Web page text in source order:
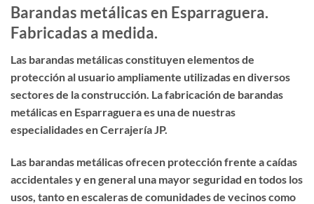
Barandas metálicas en Esparraguera.
Fabricadas a medida.
Las barandas metálicas constituyen elementos de
protección al usuario ampliamente utilizadas en diversos
sectores de la construcción. Lafabricación de barandas
metálicas en Esparragueraes una de nuestras
especialidades en Cerrajería JP.
Las barandas metálicas ofrecen protección frente a caídas
accidentales y en general una mayor seguridad en todos los
usos, tanto en escaleras de comunidades de vecinos como